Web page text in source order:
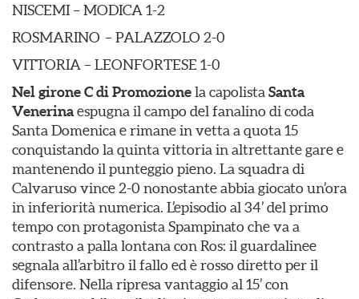
NISCEMI – MODICA 1-2
ROSMARINO – PALAZZOLO 2-0
VITTORIA – LEONFORTESE 1-0
Nel girone C di Promozionela capolista Santa
Venerinaespugna il campo del fanalino di coda
Santa Domenica e rimane in vetta a quota 15
conquistando la quinta vittoria in altrettante gare e
mantenendo il punteggio pieno. La squadra di
Calvaruso vince 2-0 nonostante abbia giocato un’ora
in inferiorità numerica. L’episodio al 34’ del primo
tempo con protagonista Spampinato che va a
contrasto a palla lontana con Ros: il guardalinee
segnala all’arbitro il fallo ed è rosso diretto per il
difensore. Nella ripresa vantaggio al 15’ con